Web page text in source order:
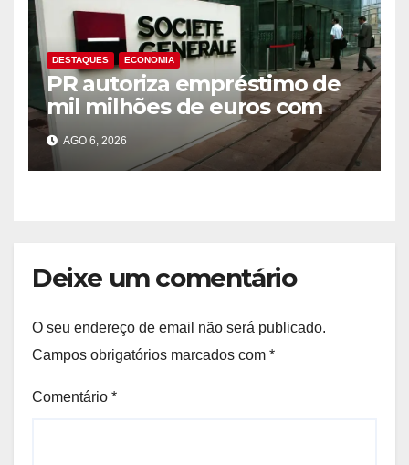
DESTAQUES ECONOMIA
PR autoriza empréstimo de
mil milhões de euros com
Société Générale para o PIP
AGO 6, 2026
Deixe um comentário
O seu endereço de email não será publicado.
Campos obrigatórios marcados com *
Comentário *